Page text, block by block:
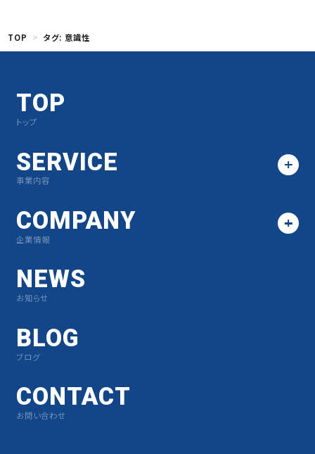
TOP タグ: 意識性
TOP
トップ
SERVICE
事業内容
COMPANY
企業情報
NEWS
お知らせ
BLOG
ブログ
CONTACT
お問い合わせ